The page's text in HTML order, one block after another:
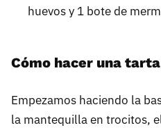
huevos y 1 bote de
Cómo hacer una
Empezamos haciendo la
la mantequilla en trocitos,